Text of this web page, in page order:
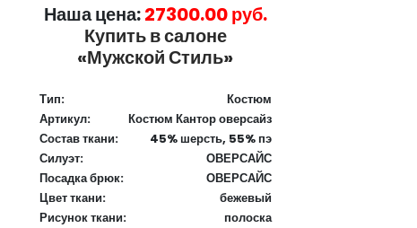
Наша цена:27300.00 руб.
Купить в салоне
«Мужской Стиль»
Тип:
Костюм
Артикул:
Костюм Кантор оверсайз
Состав ткани:
45% шерсть, 55% пэ
Силуэт:
ОВЕРСАЙС
Посадка брюк:
ОВЕРСАЙС
Цвет ткани:
бежевый
Рисунок ткани:
полоска